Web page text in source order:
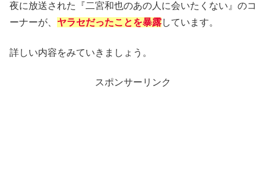
夜に放送された『二宮和也のあの人に会いたくない』のコ
ーナーが、 ヤラセだったことを暴露しています。
詳しい内容をみていきましょう。
スポンサーリンク